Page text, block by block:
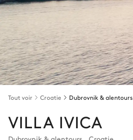
Tout voir Croatie Dubrovnik & alentours
VILLA IVICA